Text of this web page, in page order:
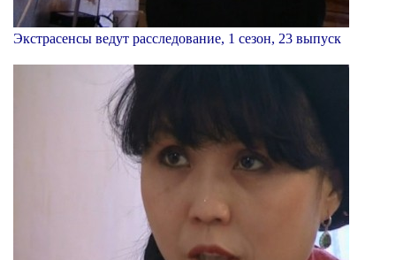
Экстрасенсы ведут расследование, 1 сезон, 23 выпуск